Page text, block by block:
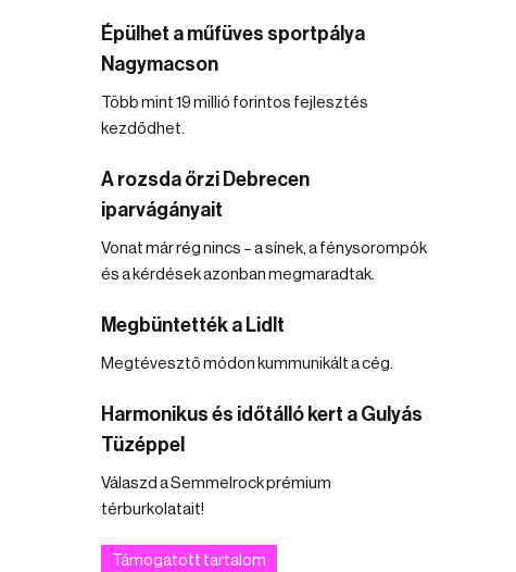
Épülhet a műfüves sportpálya
Nagymacson
Több mint 19 millió forintos fejlesztés
kezdődhet.
A rozsda őrzi Debrecen
iparvágányait
Vonat már rég nincs – a sínek, a fénysorompók
és a kérdések azonban megmaradtak.
Megbüntették a Lidlt
Megtévesztő módon kummunikált a cég.
Harmonikus és időtálló kert a Gulyás
Tüzéppel
Válaszd a Semmelrock prémium
térburkolatait!
Támogatott tartalom